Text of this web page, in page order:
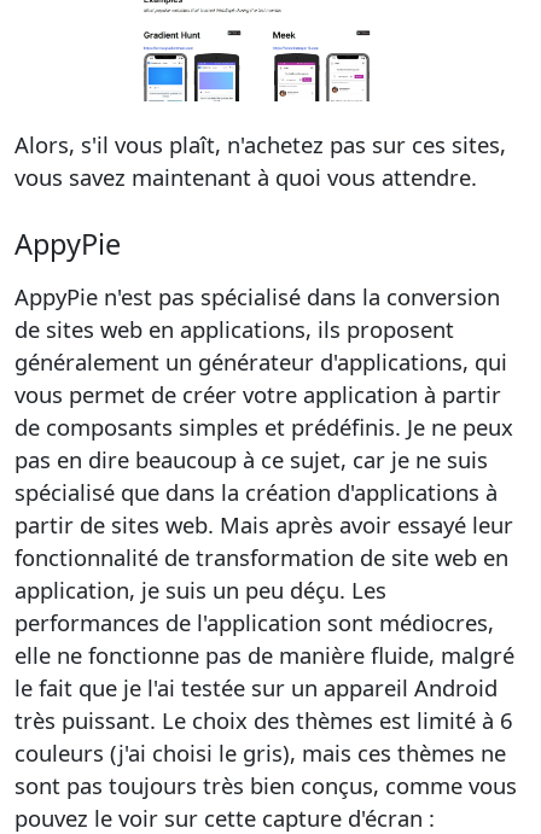
Alors, s'il vous plaît, n'achetez pas sur ces sites,
vous savez maintenant à quoi vous attendre.
AppyPie
AppyPie n'est pas spécialisé dans la conversion
de sites web en applications, ils proposent
généralement un générateur d'applications, qui
vous permet de créer votre application à partir
de composants simples et prédéfinis. Je ne peux
pas en dire beaucoup à ce sujet, car je ne suis
spécialisé que dans la création d'applications à
partir de sites web. Mais après avoir essayé leur
fonctionnalité de transformation de site web en
application, je suis un peu déçu. Les
performances de l'application sont médiocres,
elle ne fonctionne pas de manière fluide, malgré
le fait que je l'ai testée sur un appareil Android
très puissant. Le choix des thèmes est limité à 6
couleurs (j'ai choisi le gris), mais ces thèmes ne
sont pas toujours très bien conçus, comme vous
pouvez le voir sur cette capture d'écran :